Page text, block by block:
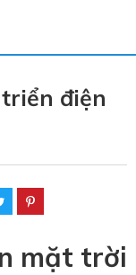
điện
mặt trời